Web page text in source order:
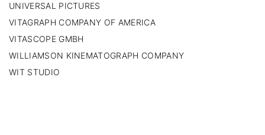
UNIVERSAL PICTURES
VITAGRAPH COMPANY OF AMERICA
VITASCOPE GMBH
WILLIAMSON KINEMATOGRAPH COMPANY
WIT STUDIO